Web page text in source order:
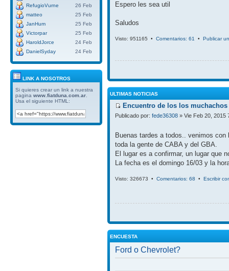
RefugioVurne
26 Feb
matteo
25 Feb
JanHum
25 Feb
Victorpar
25 Feb
HaroldJorce
24 Feb
DanielSyday
24 Feb
LINK A NOSOTROS
Si quieres crear un link a nuestra
pagina www.fiatduna.com.ar
Usa el siguiente HTML:
Espero les sea util
Saludos
Visto: 951165 • Comentarios: 61 • Publicar
ULTIMAS NOTICIAS
Encuentro de los los
Publicado por: fede36308 » Vie Feb 20, 2015
Buenas tardes a todos.. venimos
toda la gente de CABA y del GBA.
El lugar es a confirmar, un lugar que
La fecha es el domingo 16/03 y la
Visto: 326673 • Comentarios: 68 • Escribir
ENCUESTA
Ford o Chevrolet?